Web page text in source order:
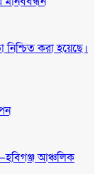
নিশ্চিত করা হয়েছে।
আঞ্চলিক